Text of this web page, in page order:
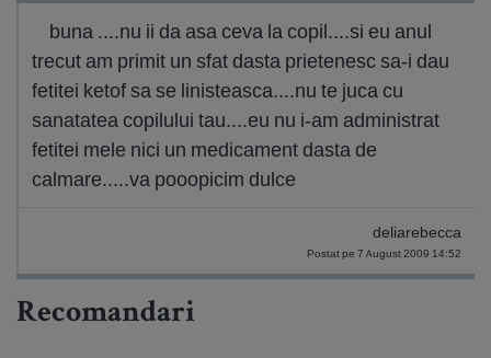
buna ....nu ii da asa ceva la copil....si eu anul
trecut am primit un sfat dasta prietenesc sa-i dau
fetitei ketof sa se linisteasca....nu te juca cu
sanatatea copilului tau....eu nu i-am administrat
fetitei mele nici un medicament dasta de
calmare.....va pooopicim dulce
deliarebecca
Postat pe 7 August 2009 14:52
Recomandari